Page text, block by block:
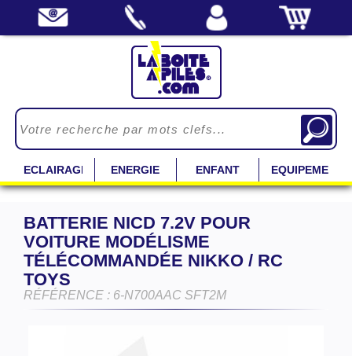
ECLAIRAGE ENERGIE ENFANT EQUIPEMENT
BATTERIE NICD 7.2V POUR
VOITURE MODÉLISME
TÉLÉCOMMANDÉE NIKKO / RC
TOYS
RÉFÉRENCE : 6-N700AAC SFT2M